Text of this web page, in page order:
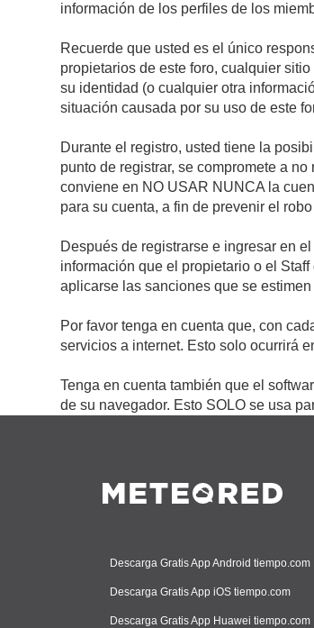
información de los perfiles de los
Recuerde que usted es el único
propietarios de este foro, cualquier
su identidad (o cualquier otra
situación causada por su uso de este
Durante el registro, usted tiene la
punto de registrar, se compromete a
conviene en NO USAR NUNCA la
para su cuenta, a fin de prevenir el
Después de registrarse e ingresar en
información que el propietario o el
aplicarse las sanciones que se
Por favor tenga en cuenta que, con
servicios a internet. Esto solo ocurrirá
Tenga en cuenta también que el
de su navegador. Esto SOLO se usa
Descarga Gratis App Android tiempo.com
Descarga Gratis App iOS tiempo.com
Descarga Gratis App Huawei tiempo.com